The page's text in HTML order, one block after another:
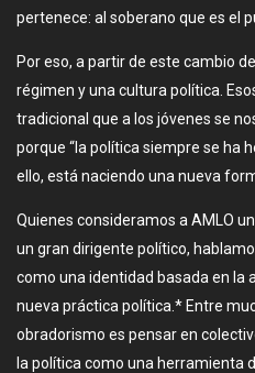
pertenece: al soberano que es el
Por eso, a partir de este cambio
régimen y una cultura política.
tradicional que a los jóvenes se
porque “la política siempre se ha
ello, está naciendo una nueva
Quienes consideramos a AMLO
un gran dirigente político,
como una identidad basada en la
nueva práctica política.* Entre
obradorismo es pensar en
la política como una herramienta